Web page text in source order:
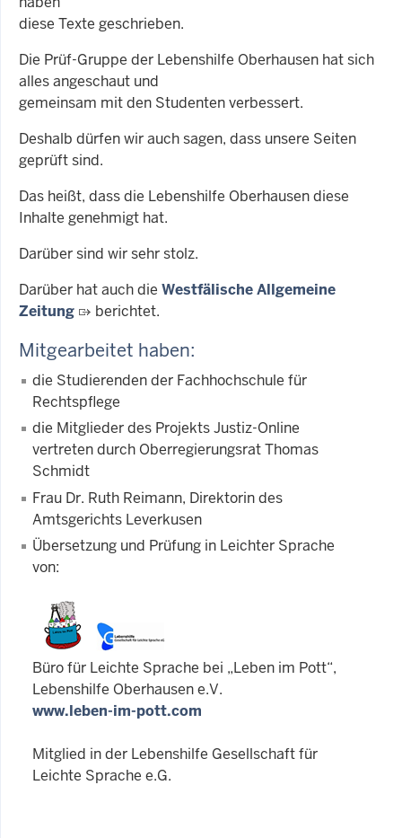
diese Texte geschrieben.
Die Prüf-Gruppe der Lebenshilfe Oberhausen hat sich
alles angeschaut und
gemeinsam mit den Studenten verbessert.
Deshalb dürfen wir auch sagen, dass unsere Seiten
geprüft sind.
Das heißt, dass die Lebenshilfe Oberhausen diese
Inhalte genehmigt hat.
Darüber sind wir sehr stolz.
Darüber hat auch die Westfälische Allgemeine
Zeitung
berichtet.
Mitgearbeitet haben:
die Studierenden der Fachhochschule für
Rechtspflege
die Mitglieder des Projekts Justiz-Online
vertreten durch Oberregierungsrat Thomas
Schmidt
Frau Dr. Ruth Reimann, Direktorin des
Amtsgerichts Leverkusen
Übersetzung und Prüfung in Leichter Sprache
von:
Büro für Leichte Sprache bei „Leben im Pott“,
Lebenshilfe Oberhausen e.V.
www.leben-im-pott.com
Mitglied in der Lebenshilfe Gesellschaft für
Leichte Sprache e.G.